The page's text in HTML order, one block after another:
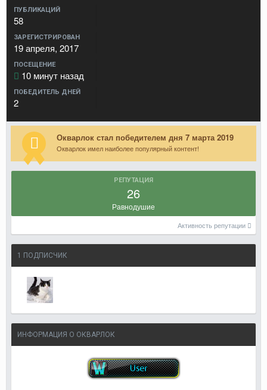
ПУБЛИКАЦИЙ
58
ЗАРЕГИСТРИРОВАН
19 апреля, 2017
ПОСЕЩЕНИЕ
10 минут назад
ПОБЕДИТЕЛЬ ДНЕЙ
2
Окварлок стал победителем дня 7 марта 2019
Окварлок имел наиболее популярный контент!
РЕПУТАЦИЯ
26
Равнодушие
Активность репутации
1 ПОДПИСЧИК
ИНФОРМАЦИЯ О ОКВАРЛОК